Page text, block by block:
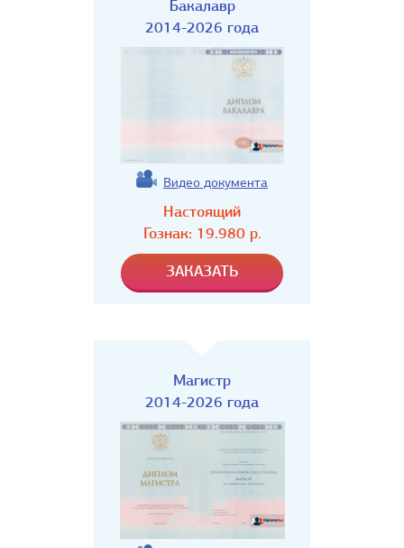
Бакалавр
2014-2026 года
Видео документа
Настоящий
Гознак: 19.980р.
Магистр
2014-2026 года